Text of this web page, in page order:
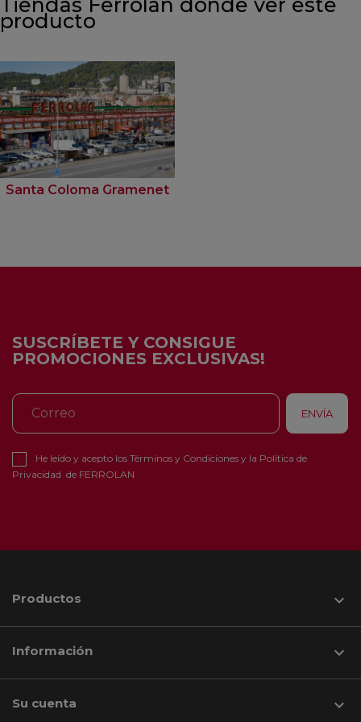
Tiendas Ferrolan donde ver este
producto
Santa Coloma Gramenet
SUSCRÍBETE Y CONSIGUE
PROMOCIONES EXCLUSIVAS!
He leído y acepto los Términos y Condiciones y la Política de
Privacidad de FERROLAN
Productos 
Información 
Su cuenta 